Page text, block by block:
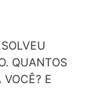
QUANTOS
VOCÊ? E